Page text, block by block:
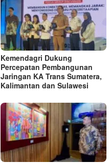
Kemendagri Dukung
Percepatan Pembangunan
Jaringan KA Trans Sumatera,
Kalimantan dan Sulawesi